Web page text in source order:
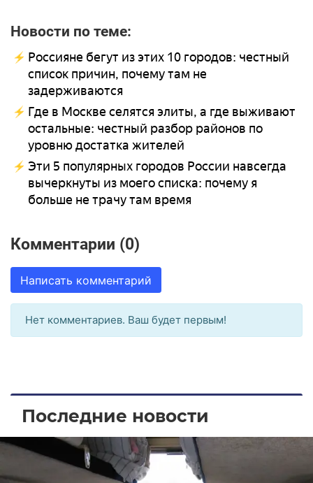
Новости по теме:
Россияне бегут из этих 10 городов: честный
список причин, почему там не
задерживаются
Где в Москве селятся элиты, а где выживают
остальные: честный разбор районов по
уровню достатка жителей
Эти 5 популярных городов России навсегда
вычеркнуты из моего списка: почему я
больше не трачу там время
Комментарии (0)
Написать комментарий
Нет комментариев. Ваш будет первым!
Последние новости